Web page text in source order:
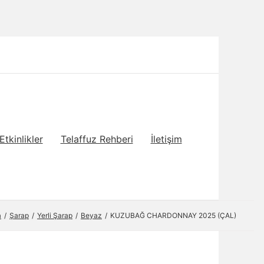
Telaffuz Rehberi İletişim
Şarap Yerli Şarap Beyaz KUZUBAĞ CHARDONNAY 2025 (ÇAL)